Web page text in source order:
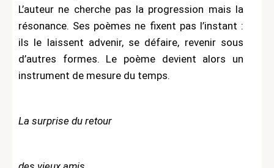
L’auteur ne cherche pas la progression mais la
résonance. Ses poèmes ne fixent pas l’instant :
ils le laissent advenir, se défaire, revenir sous
d’autres formes. Le poème devient alors un
instrument de mesure du temps.
La surprise du retour